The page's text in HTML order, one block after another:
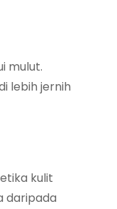
mulut.
lebih jernih
kulit
daripada